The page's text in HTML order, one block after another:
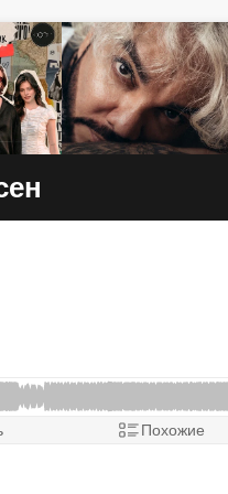
Похожие